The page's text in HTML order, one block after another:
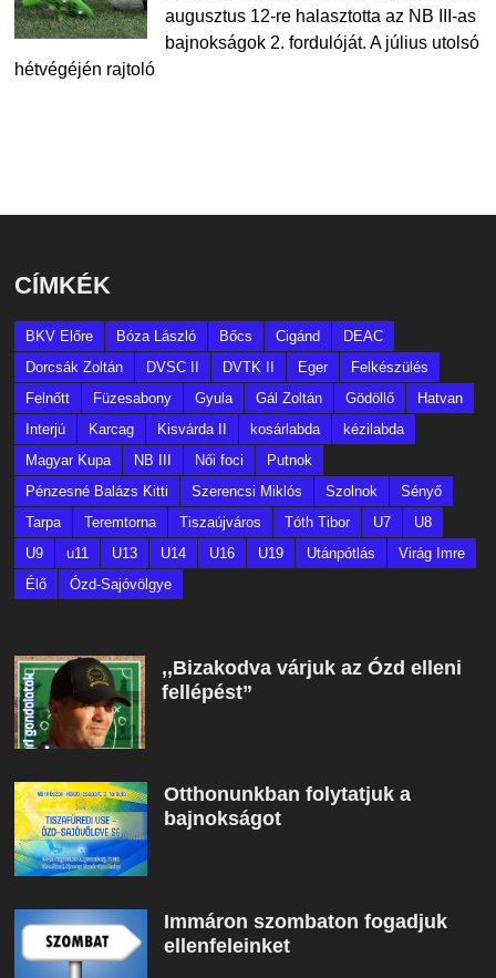
augusztus 12-re halasztotta az NB III-as
bajnokságok 2. fordulóját. A július utolsó
hétvégéjén rajtoló
CÍMKÉK
BKV Előre Bóza László Bőcs Cigánd
DEAC
Dorcsák Zoltán
DVSC II DVTK II Eger
Felkészülés
Felnőtt
Füzesabony Gyula Gál Zoltán Gödöllő
Hatvan
Interjú
Karcag Kisvárda II kosárlabda
kézilabda
Magyar Kupa
NB III Női foci
Putnok
Pénzesné Balázs Kitti
Szerencsi Miklós Szolnok
Sényő
Tarpa
Teremtorna Tiszaújváros Tóth Tibor U7
U8
U9
u11 U13 U14 U16 U19 Utánpótlás
Virág Imre
Élő
Ózd-Sajóvölgye
,,Bizakodva várjuk az Ózd elleni
fellépést”
Otthonunkban folytatjuk a
bajnokságot
Immáron szombaton fogadjuk
ellenfeleinket